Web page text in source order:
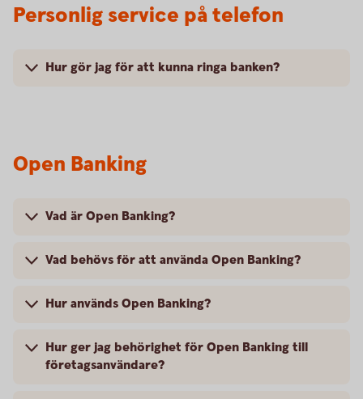
Personlig service på telefon
Hur gör jag för att kunna ringa banken?
Open Banking
Vad är Open Banking?
Vad behövs för att använda Open Banking?
Hur används Open Banking?
Hur ger jag behörighet för Open Banking till
företagsanvändare?